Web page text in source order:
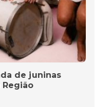
de juninas